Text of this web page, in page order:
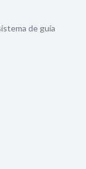
de guía